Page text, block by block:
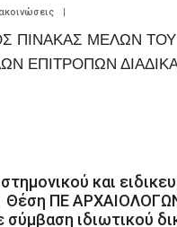
|
ΠΙΝΑΚΑΣ ΜΕΛΩΝ ΤΟΥ
ΕΠΙΤΡΟΠΩΝ
και
Θέση ΠΕ
ιδιωτικού